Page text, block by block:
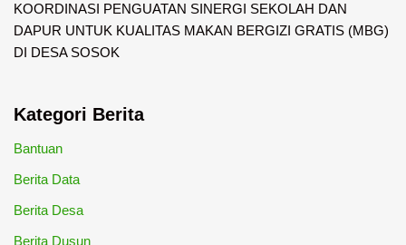
KOORDINASI PENGUATAN SINERGI SEKOLAH DAN
DAPUR UNTUK KUALITAS MAKAN BERGIZI GRATIS (MBG)
DI DESA SOSOK
Kategori Berita
Bantuan
Berita Data
Berita Desa
Berita Dusun